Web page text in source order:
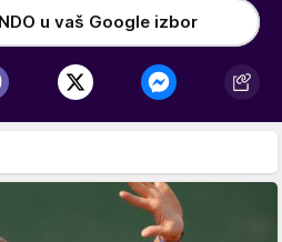
u vaš Google izbor